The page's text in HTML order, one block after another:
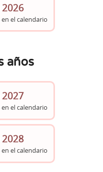
el calendario
años
el calendario
el calendario